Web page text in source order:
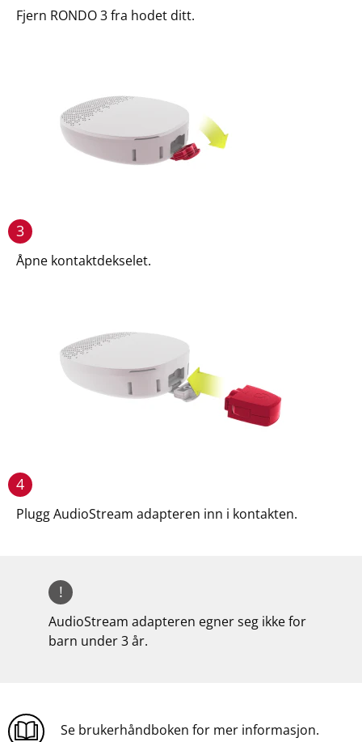
Fjern RONDO 3 fra hodet ditt.
3
Åpne kontaktdekselet.
4
Plugg AudioStream adapteren inn i kontakten.
!
AudioStream adapteren egner seg ikke for
barn under 3 år.
Se brukerhåndboken for mer informasjon.